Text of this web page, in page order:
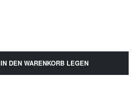
IN DEN WARENKORB LEGEN